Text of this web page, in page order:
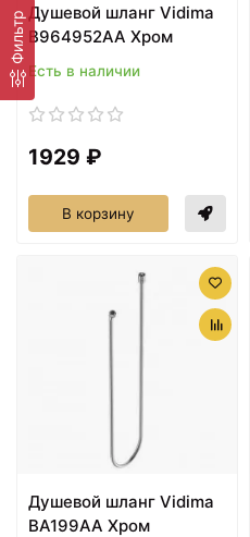
ФильтрДушевой шланг Vidima
B964952AA Хром
Есть в наличии
1929 ₽
В корзину
Душевой шланг Vidima
BA199AA Хром